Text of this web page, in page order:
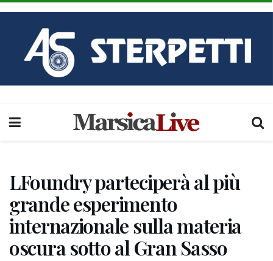
LFoundry parteciperà al più
grande esperimento
internazionale sulla materia
oscura sotto al Gran Sasso